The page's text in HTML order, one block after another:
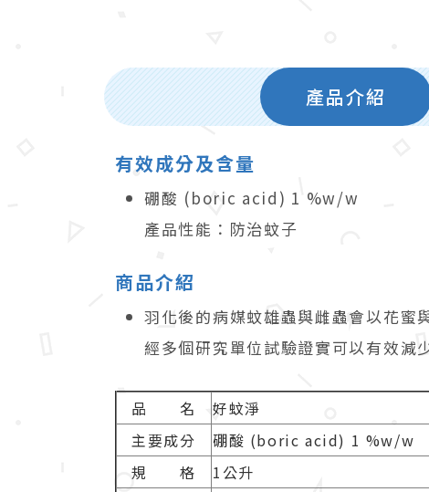
產品介紹
有效成分及含量
硼酸 (boric acid) 1 %w/w
產品性能：防治蚊子
商品介紹
羽化後的病媒蚊雄蟲與雌蟲會以花蜜
經多個研究單位試驗證實可以有效減
品 名
好蚊淨
主要成分
硼酸 (boric acid) 1 %w/w
規 格
1公升